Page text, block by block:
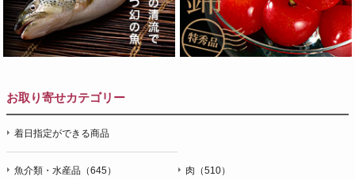
お取り寄せカテゴリー
着日指定ができる商品
魚介類・水産品（645） 肉（510）